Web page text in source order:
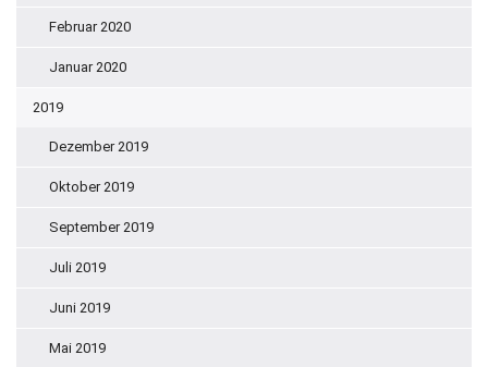
Februar 2020
Januar 2020
2019
Dezember 2019
Oktober 2019
September 2019
Juli 2019
Juni 2019
Mai 2019